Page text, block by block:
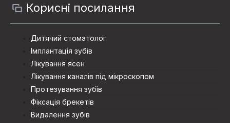
Корисні посилання
Дитячий стоматолог
Імплантація зубів
Лікування ясен
Лікування каналів під мікроскопом
Протезування зубiв
Фіксація брекетів
Видалення зубів